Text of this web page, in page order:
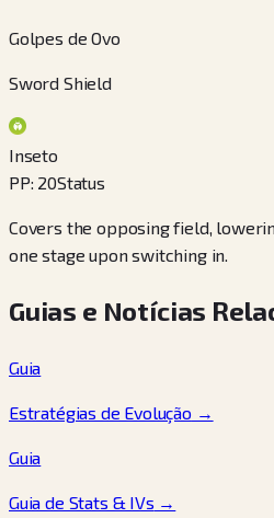
Golpes de Ovo
Sword Shield
Inseto
PP: 20Status
Covers the opposing field,
one stage upon switching in.
Guias e Notícias
Guia
Estratégias de Evolução →
Guia
Guia de Stats & IVs →